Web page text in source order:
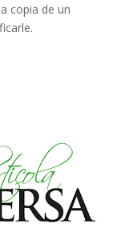
copia de un